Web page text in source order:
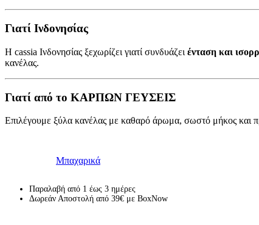
Γιατί Ινδονησίας
Η cassia Ινδονησίας ξεχωρίζει γιατί συνδυάζει ένταση και
κανέλας.
Γιατί από το ΚΑΡΠΩΝ ΓΕΥΣΕΙΣ
Επιλέγουμε ξύλα κανέλας με καθαρό άρωμα, σωστό μήκος και
Μπαχαρικά
Παραλαβή από 1 έως 3 ημέρες
Δωρεάν Αποστολή από 39€ με BoxNow